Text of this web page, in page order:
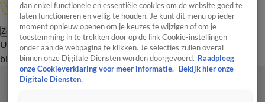
Zoeken
UitzendingenVandaag InsideDe OranjezomerShopUitzending
bijwonen
dan enkel functionele en essentiële cookies om de website goed te
laten functioneren en veilig te houden. Je kunt dit menu op ieder
moment opnieuw openen om je keuzes te wijzigen of om je
toestemming in te trekken door op de link Cookie-instellingen
onder aan de webpagina te klikken. Je selecties zullen overal
binnen onze Digitale Diensten worden doorgevoerd. Raadpleeg
onze Cookieverklaring voor meer informatie.
Bekijk hier onze
Digitale Diensten.